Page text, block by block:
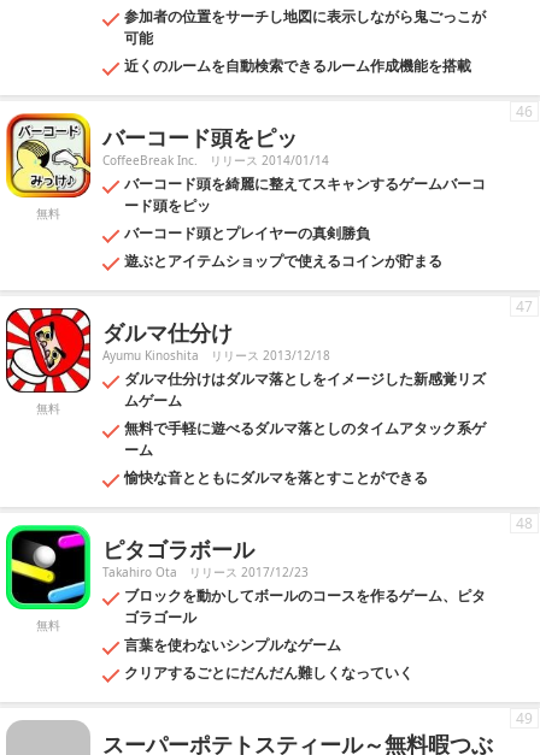
参加者の位置をサーチし地図に表示しながら鬼ごっこが
可能
近くのルームを自動検索できるルーム作成機能を搭載
無料
バーコード頭をピッ
CoffeeBreak Inc. リリース 2014/01/14
バーコード頭を綺麗に整えてスキャンするゲームバーコ
ード頭をピッ
バーコード頭とプレイヤーの真剣勝負
遊ぶとアイテムショップで使えるコインが貯まる
46
無料
ダルマ仕分け
Ayumu Kinoshita リリース 2013/12/18
ダルマ仕分けはダルマ落としをイメージした新感覚リズ
ムゲーム
無料で手軽に遊べるダルマ落としのタイムアタック系ゲ
ーム
愉快な音とともにダルマを落とすことができる
47
無料
ピタゴラボール
Takahiro Ota リリース 2017/12/23
ブロックを動かしてボールのコースを作るゲーム、ピタ
ゴラゴール
言葉を使わないシンプルなゲーム
クリアするごとにだんだん難しくなっていく
48
スーパーポテトスティール～無料暇つぶ
49